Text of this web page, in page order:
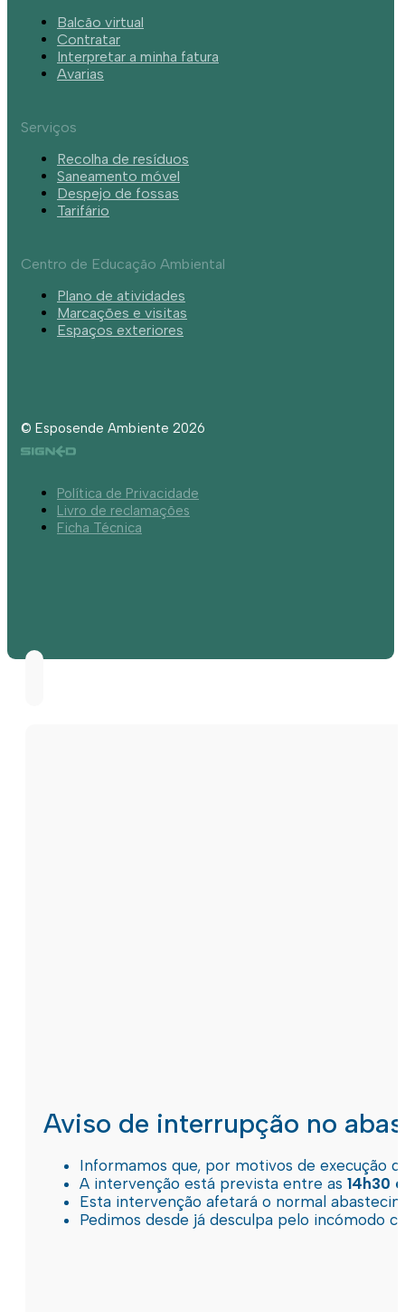
Balcão virtual
Contratar
Interpretar a minha fatura
Avarias
Serviços
Recolha de resíduos
Saneamento móvel
Despejo de fossas
Tarifário
Centro de Educação Ambiental
Plano de atividades
Marcações e visitas
Espaços exteriores
© Esposende Ambiente 2026
Política de Privacidade
Livro de reclamações
Ficha Técnica
Aviso de interrupção no
Informamos que, por motivos de execução
A intervenção está prevista entre as 14h30
Esta intervenção afetará o normal
Pedimos desde já desculpa pelo incómodo